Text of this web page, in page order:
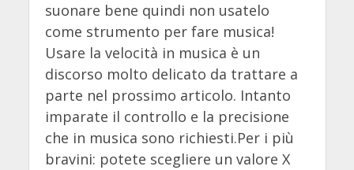
suonare bene quindi non usatelo
come strumento per fare musica!
Usare la velocità in musica è un
discorso molto delicato da trattare a
parte nel prossimo articolo. Intanto
imparate il controllo e la precisione
che in musica sono richiesti.Per i più
bravini: potete scegliere un valore X